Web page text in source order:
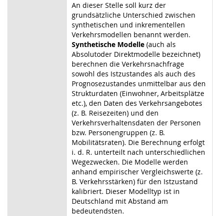
An dieser Stelle soll kurz der
grundsätzliche Unterschied zwischen
synthetischen und inkrementellen
Verkehrsmodellen benannt werden.
Synthetische Modelle (auch als
Absolutoder Direktmodelle bezeichnet)
berechnen die Verkehrsnachfrage
sowohl des Istzustandes als auch des
Prognosezustandes unmittelbar aus den
Strukturdaten (Einwohner, Arbeitsplätze
etc.), den Daten des Verkehrsangebotes
(z. B. Reisezeiten) und den
Verkehrsverhaltensdaten der Personen
bzw. Personengruppen (z. B.
Mobilitätsraten). Die Berechnung erfolgt
i. d. R. unterteilt nach unterschiedlichen
Wegezwecken. Die Modelle werden
anhand empirischer Vergleichswerte (z.
B. Verkehrsstärken) für den Istzustand
kalibriert. Dieser Modelltyp ist in
Deutschland mit Abstand am
bedeutendsten.